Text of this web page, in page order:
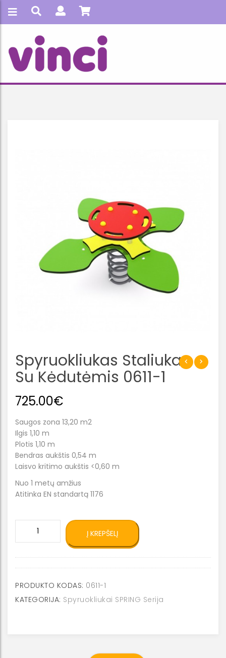
Spyruokliukas Staliukas
Su Kėdutėmis 0611-1
725.00€
Saugos zona 13,20 m2
Ilgis 1,10 m
Plotis 1,10 m
Bendras aukštis 0,54 m
Laisvo kritimo aukštis <0,60 m
Nuo 1 metų amžius
Atitinka EN standartą 1176
staliukas
su
kėdutėmis
1
Į KREPŠELĮ
PRODUKTO KODAS: 0611-1
KATEGORIJA: Spyruokliukai SPRING Serija